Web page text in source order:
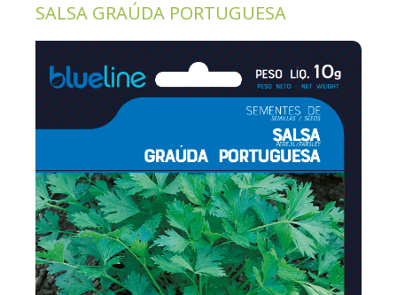
SALSA GRAÚDA PORTUGUESA